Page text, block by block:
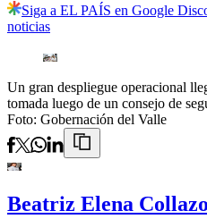
Siga a EL PAÍS en Google
noticias
Un gran despliegue operacional
tomada luego de un consejo de
Foto: Gobernación del Valle
Beatriz Elena